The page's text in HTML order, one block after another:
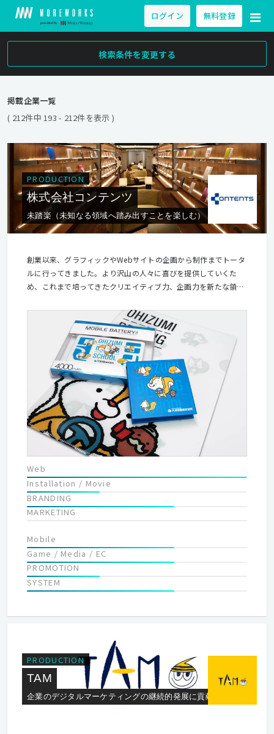
ログイン 無料登録
検索条件を変更する
掲載企業一覧
( 212件中 193 - 212件を表示 )
PRODUCTION
株式会社コンテンツ
未踏楽（未知なる領域へ踏み出すことを楽しむ）
創業以来、グラフィックやWebサイトの企画から制作までトータ
ルに行ってきました。より沢山の人々に喜びを提供していくた
め、これまで培ってきたクリエイティブ力、企画力を新たな領域
ます。 ■未踏を楽しむ。 私たちは「未踏楽」というビジョンを
掲げています。 未踏を楽しみながら進むことが、新しくて面白い
モノづくりができると信じています。
Web
Installation / Movie
BRANDING
MARKETING
Mobile
Game / Media / EC
PROMOTION
SYSTEM
PRODUCTION
TAM
企業のデジタルマーケティングの継続的発展に貢献する